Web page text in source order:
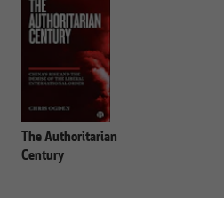
The Authoritarian
Century